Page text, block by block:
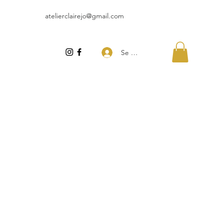
atelierclairejo@gmail.com
Se connecter